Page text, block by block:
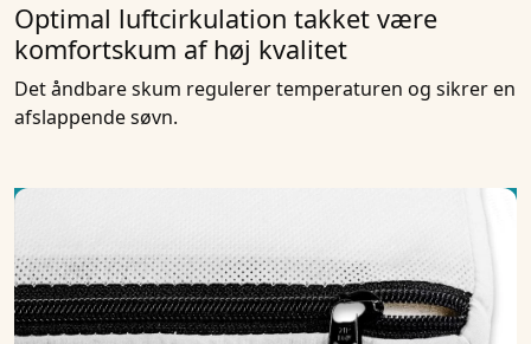
Optimal luftcirkulation takket være
komfortskum af høj kvalitet
Det åndbare skum regulerer temperaturen og sikrer en
afslappende søvn.